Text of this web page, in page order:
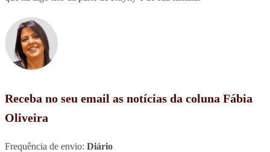
Receba no seu email as notícias da coluna Fábia
Oliveira
Frequência de envio: Diário